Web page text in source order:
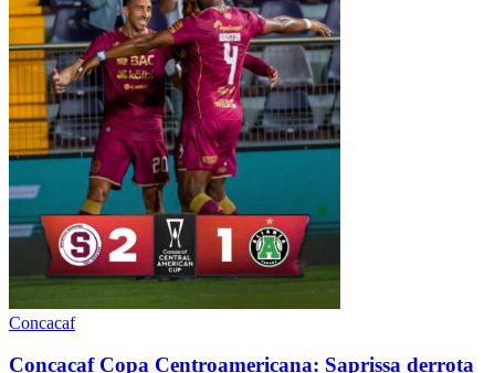
Concacaf
Concacaf Copa Centroamericana: Saprissa derrota